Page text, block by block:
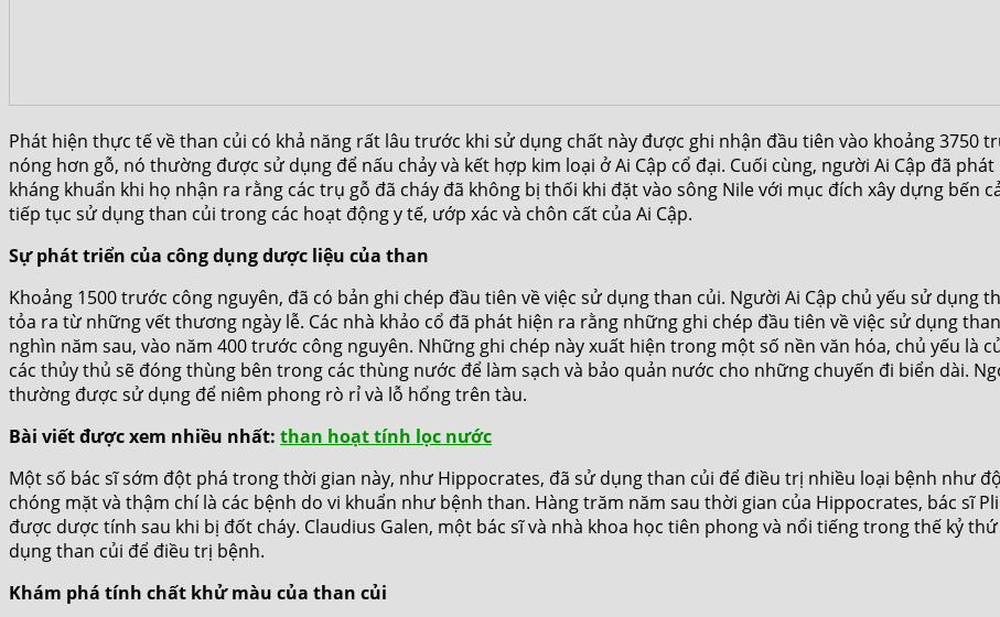
Phát hiện thực tế về than củi có khả năng rất lâu trước khi sử dụng chất này được ghi nhận đầu tiên vào khoảng 3750
nóng hơn gỗ, nó thường được sử dụng để nấu chảy và kết hợp kim loại ở Ai Cập cổ đại. Cuối cùng, người Ai Cập đã
kháng khuẩn khi họ nhận ra rằng các trụ gỗ đã cháy đã không bị thối khi đặt vào sông Nile với mục đích xây dựng bến
tiếp tục sử dụng than củi trong các hoạt động y tế, ướp xác và chôn cất của Ai Cập.
Sự phát triển của công dụng dược liệu của than
Khoảng 1500 trước công nguyên, đã có bản ghi chép đầu tiên về việc sử dụng than củi. Người Ai Cập chủ yếu sử dụng
tỏa ra từ những vết thương ngày lễ. Các nhà khảo cổ đã phát hiện ra rằng những ghi chép đầu tiên về việc sử dụng
nghìn năm sau, vào năm 400 trước công nguyên. Những ghi chép này xuất hiện trong một số nền văn hóa, chủ yếu là
các thủy thủ sẽ đóng thùng bên trong các thùng nước để làm sạch và bảo quản nước cho những chuyến đi biển dài.
thường được sử dụng để niêm phong rò rỉ và lỗ hổng trên tàu.
Bài viết được xem nhiều nhất: than hoạt tính lọc nước
Một số bác sĩ sớm đột phá trong thời gian này, như Hippocrates, đã sử dụng than củi để điều trị nhiều loại bệnh như
chóng mặt và thậm chí là các bệnh do vi khuẩn như bệnh than. Hàng trăm năm sau thời gian của Hippocrates, bác sĩ
được dược tính sau khi bị đốt cháy. Claudius Galen, một bác sĩ và nhà khoa học tiên phong và nổi tiếng trong thế kỷ
dụng than củi để điều trị bệnh.
Khám phá tính chất khử màu của than củi